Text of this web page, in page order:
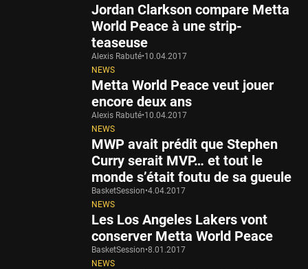
Jordan Clarkson compare Metta
World Peace à une strip-
teaseuse
Alexis Rabuté•10.04.2017
NEWS
Metta World Peace veut jouer
encore deux ans
Alexis Rabuté•10.04.2017
NEWS
MWP avait prédit que Stephen
Curry serait MVP… et tout le
monde s’était foutu de sa gueule
BasketSession•4.04.2017
NEWS
Les Los Angeles Lakers vont
conserver Metta World Peace
BasketSession•8.01.2017
NEWS